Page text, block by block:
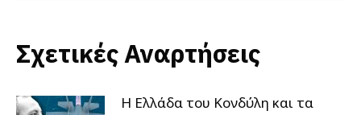
Σχετικές Αναρτήσεις
Η Ελλάδα του Κονδύλη και τα